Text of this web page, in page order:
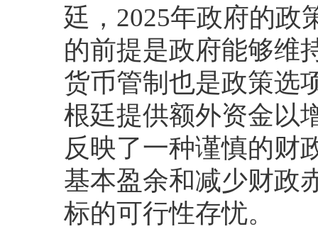
廷，2025年政府的政
的前提是政府能够维
货币管制也是政策选
根廷提供额外资金以
反映了一种谨慎的财
基本盈余和减少财政
标的可行性存忧。